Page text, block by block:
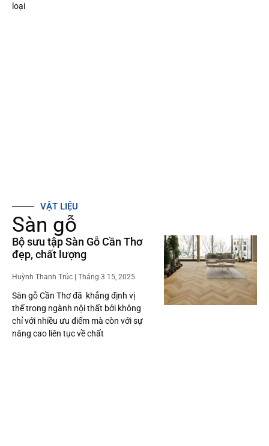
loại
VẬT LIỆU
Sàn gỗ
Bộ sưu tập Sàn Gỗ Cần Thơ
đẹp, chất lượng
Huỳnh Thanh Trúc Tháng 3 15, 2025
Sàn gỗ Cần Thơ đã khẳng định vị
thế trong ngành nội thất bởi không
chỉ với nhiều ưu điểm mà còn với sự
nâng cao liên tục về chất